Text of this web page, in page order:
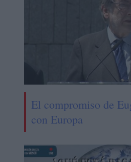
El compromiso de
con Europa